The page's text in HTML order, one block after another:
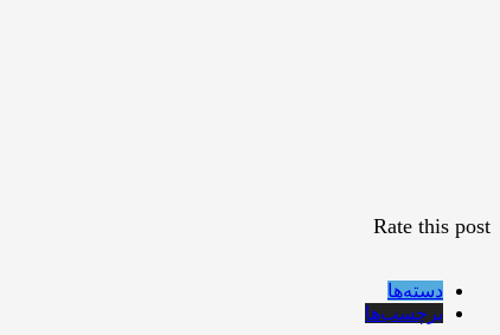
Rate this post
دسته‌ها
برچسب‌ها